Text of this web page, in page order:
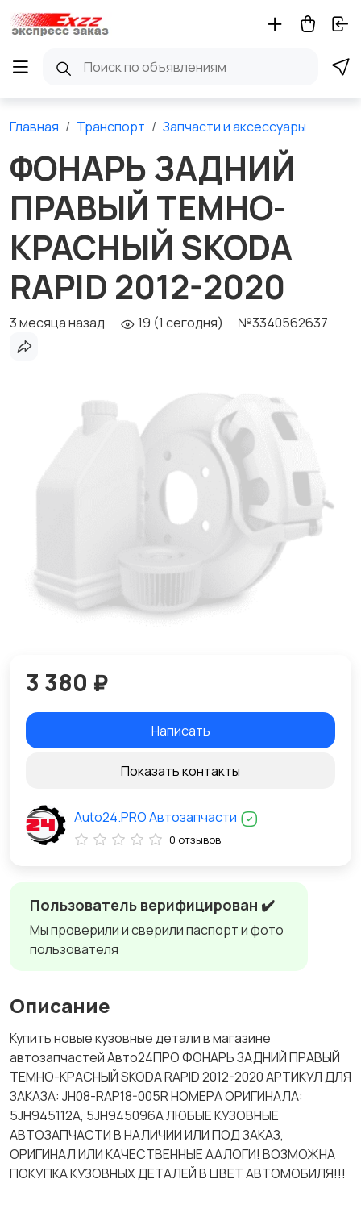
Главная Транспорт Запчасти и аксессуары
ФОНАРЬ ЗАДНИЙ
ПРАВЫЙ ТЕМНО-
КРАСНЫЙ SKODA
RAPID 2012-2020
3 месяца назад 19 (1 сегодня) №3340562637
Пользователь верифицирован ✔️
Мы проверили и сверили паспорт и фото
пользователя
Описание
Купить новые кузовные детали в магазине
автозапчастей Авто24ПРО ФОНАРЬ ЗАДНИЙ ПРАВЫЙ
ТЕМНО-КРАСНЫЙ SKODA RAPID 2012-2020 АРТИКУЛ ДЛЯ
ЗАКАЗА: JH08-RAP18-005R НОМЕРА ОРИГИНАЛА:
5JH945112A, 5JH945096A ЛЮБЫЕ КУЗОВНЫЕ
АВТОЗАПЧАСТИ В НАЛИЧИИ ИЛИ ПОД ЗАКАЗ,
ОРИГИНАЛ ИЛИ КАЧЕСТВЕННЫЕ ААЛОГИ! ВОЗМОЖНА
ПОКУПКА КУЗОВНЫХ ДЕТАЛЕЙ В ЦВЕТ АВТОМОБИЛЯ!!!
3 380 ₽
Написать
Показать контакты
Auto24.PRO Автозапчасти
0 отзывов